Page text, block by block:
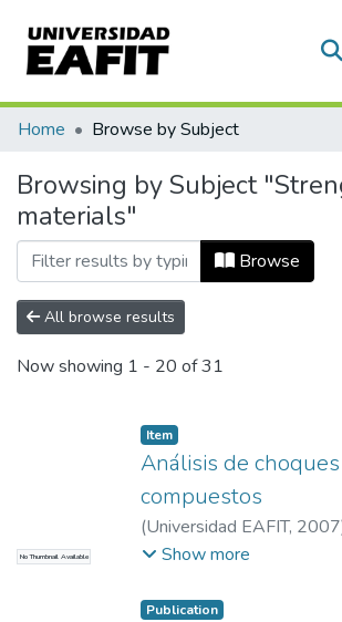
Communities & Collections
All of DSpace
Home Browse by Subject
Browsing by Subject
materials"
Browse
All browse results
Now showing 1 - 20 of 31
No Thumbnail Available
Item
Análisis de
compuestos
(Universidad EAFIT, 2007
Restrepo, Sebastián
Show more
Publication